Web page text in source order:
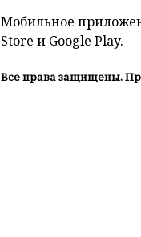
Мобильное
Store и Google Play.
Все права защищены.